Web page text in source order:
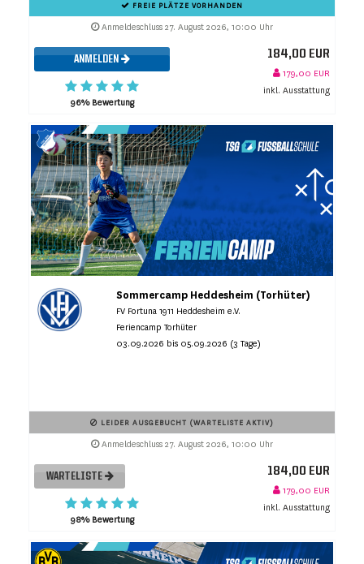
FREIE PLÄTZE VORHANDEN
Anmeldeschluss 27. August 2026, 10:00 Uhr
ANMELDEN
96% Bewertung
184,00 EUR
179,00 EUR
inkl. Ausstattung
Sommercamp Heddesheim (Torhüter)
FV Fortuna 1911 Heddesheim e.V.
Feriencamp Torhüter
03.09.2026 bis 05.09.2026 (3 Tage)
LEIDER AUSGEBUCHT (WARTELISTE AKTIV)
Anmeldeschluss 27. August 2026, 10:00 Uhr
WARTELISTE
98% Bewertung
184,00 EUR
179,00 EUR
inkl. Ausstattung